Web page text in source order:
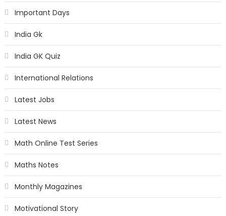
Important Days
India Gk
India GK Quiz
International Relations
Latest Jobs
Latest News
Math Online Test Series
Maths Notes
Monthly Magazines
Motivational Story